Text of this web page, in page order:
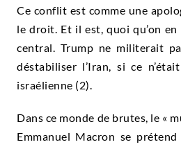
Ce conflit est comme une
le droit. Et il est, quoi qu’on
central. Trump ne militerait
déstabiliser l’Iran, si ce
israélienne (2).
Dans ce monde de brutes, le «
Emmanuel Macron se